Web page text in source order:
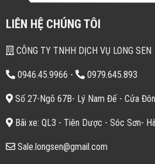
LIÊN HỆ CHÚNG TÔI
CÔNG TY TNHH DỊCH VỤ LONG SEN
0946.45.9966 - 0979.645.893
Số 27-Ngõ 67B- Lý Nam Đế - Cửa
Bãi xe: QL3 - Tiên Dược - Sóc Sơn-
Sale.longsen@gmail.com